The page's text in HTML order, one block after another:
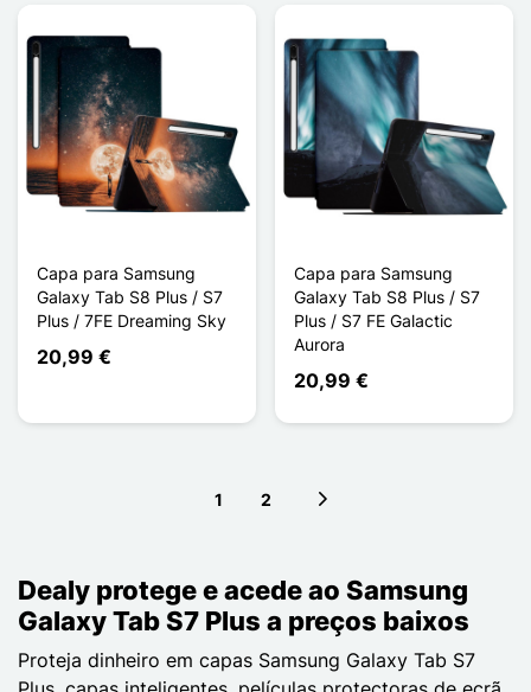
Capa para Samsung
Galaxy Tab S8 Plus / S7
Plus / 7FE Dreaming Sky
20,99 €
Capa para Samsung
Galaxy Tab S8 Plus / S7
Plus / S7 FE Galactic
Aurora
20,99 €
1 2
Dealy protege e acede ao Samsung
Galaxy Tab S7 Plus a preços baixos
Proteja dinheiro em capas Samsung Galaxy Tab S7